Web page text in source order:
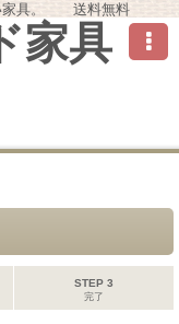
い家具。 送料無料
家具
STEP 3
完了